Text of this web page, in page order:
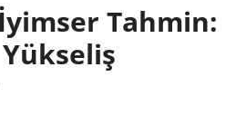
Tahmin: